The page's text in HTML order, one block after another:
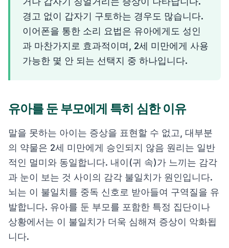
경고 없이 갑자기 구토하는 경우도 많습니다.
이어폰을 통한 소리 요법은 유아에게도 성인
과 마찬가지로 효과적이며, 2세 미만에게 사용
가능한 몇 안 되는 선택지 중 하나입니다.
유아를 둔 부모에게 특히 심한 이유
말을 못하는 아이는 증상을 표현할 수 없고, 대부분
의 약물은 2세 미만에게 승인되지 않음 원리는 일반
적인 멀미와 동일합니다. 내이(귀 속)가 느끼는 감각
과 눈이 보는 것 사이의 감각 불일치가 원인입니다.
뇌는 이 불일치를 중독 신호로 받아들여 구역질을 유
발합니다. 유아를 둔 부모를 포함한 특정 집단이나
상황에서는 이 불일치가 더욱 심해져 증상이 악화됩
니다.